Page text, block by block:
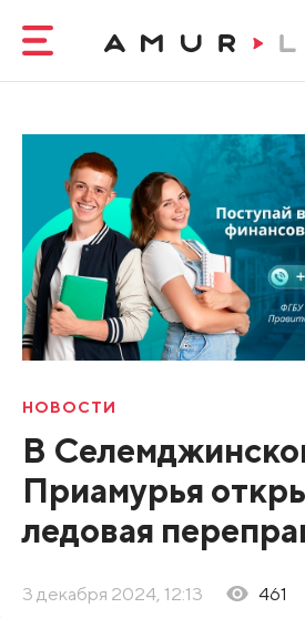
НОВОСТИ
В
Приамурья
ледовая
3 декабря 2024, 12:13 461